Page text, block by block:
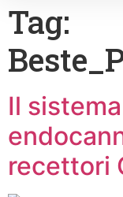
Tag:
Il sistema
recettori